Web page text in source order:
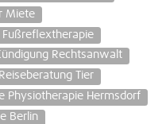
Miete
Fußreflextherapie
Rechtsanwalt
Reiseberatung Tier
Physiotherapie Hermsdorf
Berlin